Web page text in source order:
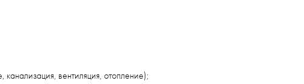
вентиляция, отопление);